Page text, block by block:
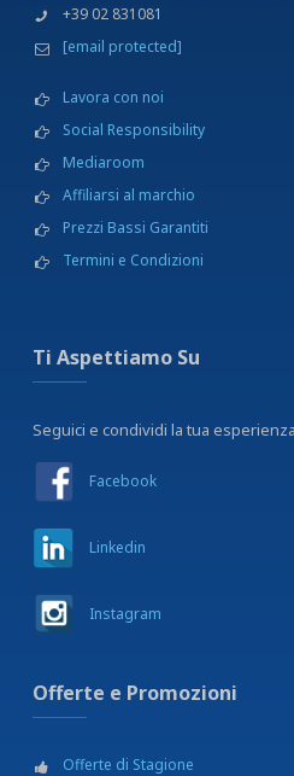
+39 02 831081
[email protected]
Lavora con noi
Social Responsibility
Mediaroom
Affiliarsi al marchio
Prezzi Bassi Garantiti
Termini e Condizioni
Ti Aspettiamo Su
Seguici e condividi la tua esperienza
Facebook
Linkedin
Instagram
Offerte e Promozioni
Offerte di Stagione